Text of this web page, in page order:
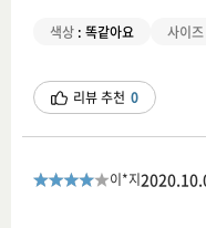
색상 : 똑같아요 사이즈
리뷰 추천 0
이*지